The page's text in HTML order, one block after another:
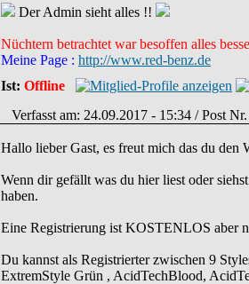
Der Admin sieht alles !!
Nüchtern betrachtet war besoffen alles
Meine Page : http://www.red-benz.de
Ist: Offline
Verfasst am: 24.09.2017 - 15:34 / Post
Hallo lieber Gast, es freut mich das du den
Wenn dir gefällt was du hier liest oder
haben.
Eine Registrierung ist KOSTENLOS aber
Du kannst als Registrierter zwischen 9
ExtremStyle Grün , AcidTechBlood,